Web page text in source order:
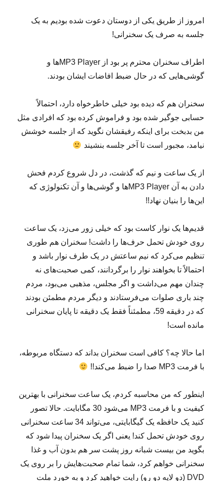
امروز از طریق یکی از دوستان دعوت شده بودیم به یک
جلسه به صرف یک سخنرانی!
اطراف سخنران محترم پر بود از MP3 Playerها و
گوشی‌هایی که در حال ضبط افاضات ایشان بودند.
سخنران هم که دیده بود خیلی خاطرخواه دارد، احتمالاً
حسابی جوگیر شده بود و فراموش کرده بود که افرادی مثل
من بدبخت برای اینکه رفیقشان نگوید که از جلسه خوشش
نیامد، مجبور است تا آخر جلسه بنشیند
از یک ساعت و نیم که گذشت، در دل شروع کردم فحش
دادن به آن MP3 Playerها و گوشی‌ها و آن تکنولوژی که
این‌ها را بنیان نهاد!!
قدیم‌ها یک نوار کاست بود که خیلی زور می‌زد، یک ساعت
روی خودش تحمل حرف‌ها را داشت! سخنران هم طوری
تنظیم می‌کرد که نیم ساعتش در یک طرف نوار باشد و
احتمالاً تا بخواهند نوار را برگردانند، کمی صحبت‌های نه
چندان مهم می‌داشت و اگر مجلس، مذهبی می‌بود، مردم
چند باری صلوات می‌فرستادند و دیگر مردم مطمئن بودند
که در دقیقه 59، مطمئناً فقط یک دقیقه تا پایان سخنرانی
مانده است!
اما حالا چه؟ کافی است سخنران بداند که دستگاه مربوطه،
با فرمت MP3 صدا را ضبط می‌کند!!
اینطور که من محاسبه کردم، یک ساعت سخنرانی با بهترین
کیفیت و با فرمت MP3 می‌شود 30 مگابایت. حالا تصور
کنید یک حافظه یک گیگابایتی، می‌تواند 34 ساعت سخنرانی
روی خودش تحمل کند! یعنی اگر یک سخنران پیدا شود که
بگوید من بیست شبانه روز پشت سر هم بدون آب و غذا
سخنرانی خواهم کرد، شما تمام صحبت‌هایش را بر روی یک
DVD (دو لایه دو رو) رایت خواهید کرد و به خورد ملت